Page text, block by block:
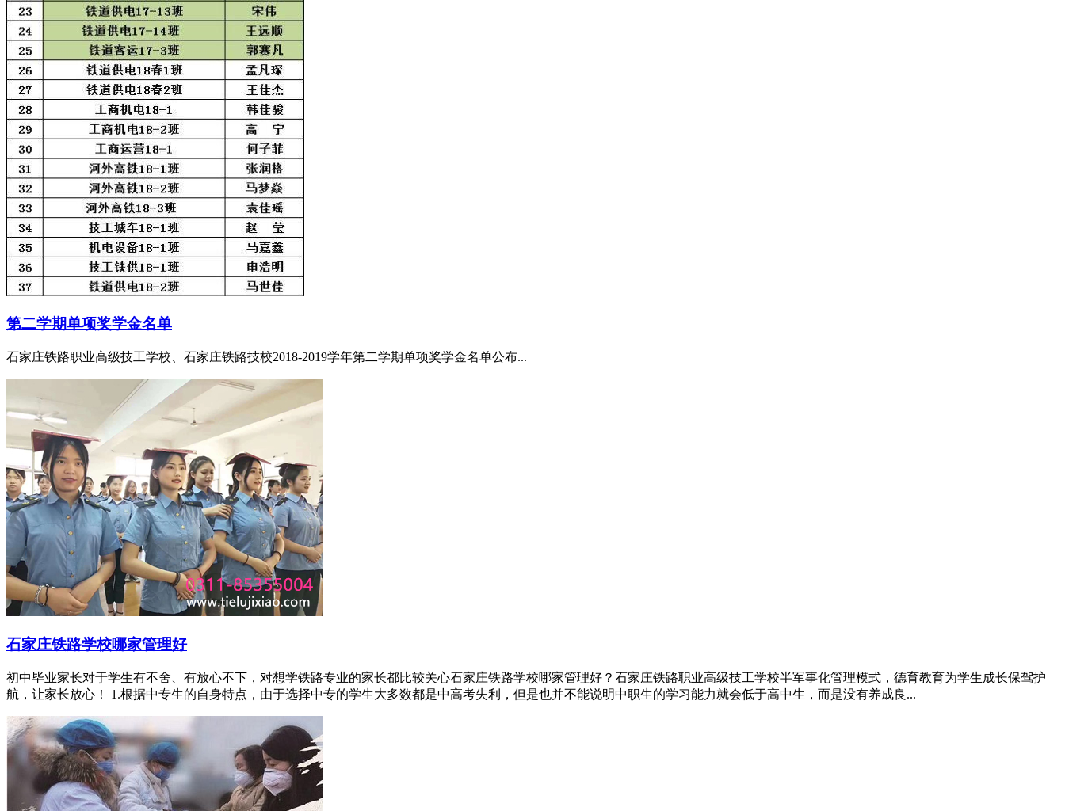
第二学期单项奖学金名单
石家庄铁路职业高级技工学校、石家庄铁路技校2018-2019学年第二学期单项奖学金名单公布...
石家庄铁路学校哪家管理好
初中毕业家长对于学生有不舍、有放心不下，对想学铁路专业的家长都比较关心石家庄铁路学校哪家管理好？石家庄铁路职业高级技工学校半军事化管理模式，德育教育为学生成长保驾护
航，让家长放心！ 1.根据中专生的自身特点，由于选择中专的学生大多数都是中高考失利，但是也并不能说明中职生的学习能力就会低于高中生，而是没有养成良...